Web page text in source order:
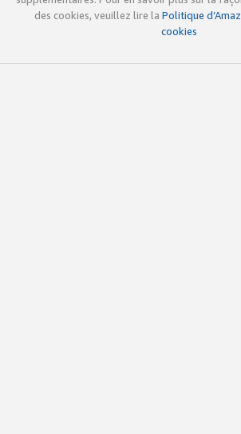
des cookies, veuillez lire la Politique
cookies